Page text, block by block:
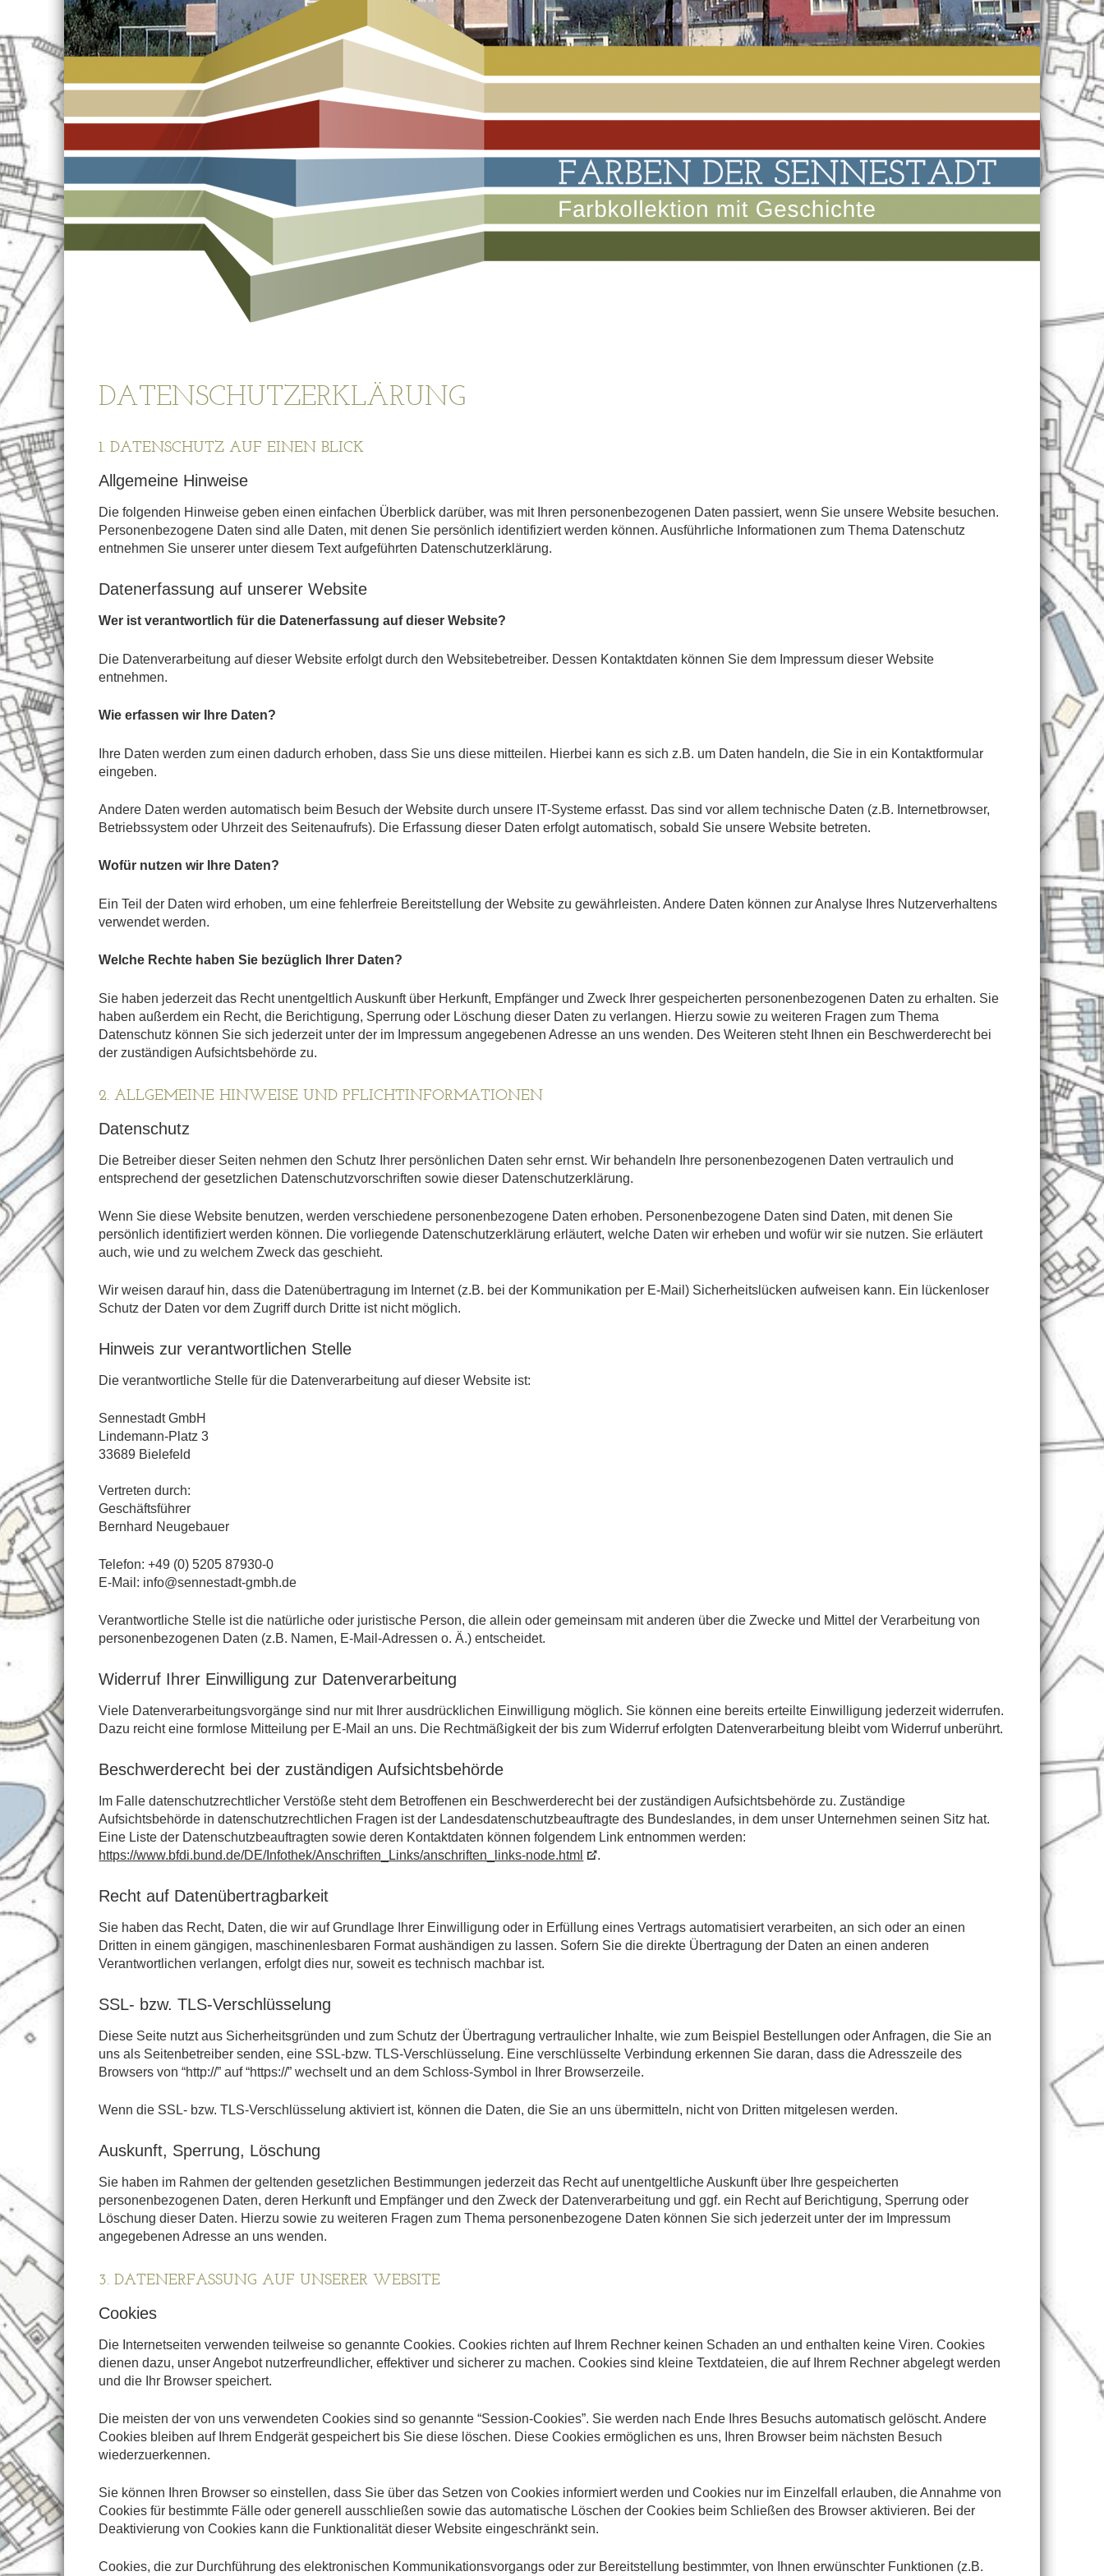
DATENSCHUTZERKLÄRUNG
1. DATENSCHUTZ AUF EINEN BLICK
Allgemeine Hinweise
Die folgenden Hinweise geben einen einfachen Überblick darüber, was mit Ihren personenbezogenen Daten passiert, wenn Sie unsere Website besuchen.
Personenbezogene Daten sind alle Daten, mit denen Sie persönlich identifiziert werden können. Ausführliche Informationen zum Thema Datenschutz
entnehmen Sie unserer unter diesem Text aufgeführten Datenschutzerklärung.
Datenerfassung auf unserer Website
Wer ist verantwortlich für die Datenerfassung auf dieser Website?
Die Datenverarbeitung auf dieser Website erfolgt durch den Websitebetreiber. Dessen Kontaktdaten können Sie dem Impressum dieser Website
entnehmen.
Wie erfassen wir Ihre Daten?
Ihre Daten werden zum einen dadurch erhoben, dass Sie uns diese mitteilen. Hierbei kann es sich z.B. um Daten handeln, die Sie in ein Kontaktformular
eingeben.
Andere Daten werden automatisch beim Besuch der Website durch unsere IT-Systeme erfasst. Das sind vor allem technische Daten (z.B. Internetbrowser,
Betriebssystem oder Uhrzeit des Seitenaufrufs). Die Erfassung dieser Daten erfolgt automatisch, sobald Sie unsere Website betreten.
Wofür nutzen wir Ihre Daten?
Ein Teil der Daten wird erhoben, um eine fehlerfreie Bereitstellung der Website zu gewährleisten. Andere Daten können zur Analyse Ihres Nutzerverhaltens
verwendet werden.
Welche Rechte haben Sie bezüglich Ihrer Daten?
Sie haben jederzeit das Recht unentgeltlich Auskunft über Herkunft, Empfänger und Zweck Ihrer gespeicherten personenbezogenen Daten zu erhalten. Sie
haben außerdem ein Recht, die Berichtigung, Sperrung oder Löschung dieser Daten zu verlangen. Hierzu sowie zu weiteren Fragen zum Thema
Datenschutz können Sie sich jederzeit unter der im Impressum angegebenen Adresse an uns wenden. Des Weiteren steht Ihnen ein Beschwerderecht bei
der zuständigen Aufsichtsbehörde zu.
2. ALLGEMEINE HINWEISE UND PFLICHTINFORMATIONEN
Datenschutz
Die Betreiber dieser Seiten nehmen den Schutz Ihrer persönlichen Daten sehr ernst. Wir behandeln Ihre personenbezogenen Daten vertraulich und
entsprechend der gesetzlichen Datenschutzvorschriften sowie dieser Datenschutzerklärung.
Wenn Sie diese Website benutzen, werden verschiedene personenbezogene Daten erhoben. Personenbezogene Daten sind Daten, mit denen Sie
persönlich identifiziert werden können. Die vorliegende Datenschutzerklärung erläutert, welche Daten wir erheben und wofür wir sie nutzen. Sie erläutert
auch, wie und zu welchem Zweck das geschieht.
Wir weisen darauf hin, dass die Datenübertragung im Internet (z.B. bei der Kommunikation per E-Mail) Sicherheitslücken aufweisen kann. Ein lückenloser
Schutz der Daten vor dem Zugriff durch Dritte ist nicht möglich.
Hinweis zur verantwortlichen Stelle
Die verantwortliche Stelle für die Datenverarbeitung auf dieser Website ist:
Sennestadt GmbH
Lindemann-Platz 3
33689 Bielefeld
Vertreten durch:
Geschäftsführer
Bernhard Neugebauer
Telefon: +49 (0) 5205 87930-0
E-Mail: info@sennestadt-gmbh.de
Verantwortliche Stelle ist die natürliche oder juristische Person, die allein oder gemeinsam mit anderen über die Zwecke und Mittel der Verarbeitung von
personenbezogenen Daten (z.B. Namen, E-Mail-Adressen o. Ä.) entscheidet.
Widerruf Ihrer Einwilligung zur Datenverarbeitung
Viele Datenverarbeitungsvorgänge sind nur mit Ihrer ausdrücklichen Einwilligung möglich. Sie können eine bereits erteilte Einwilligung jederzeit widerrufen.
Dazu reicht eine formlose Mitteilung per E-Mail an uns. Die Rechtmäßigkeit der bis zum Widerruf erfolgten Datenverarbeitung bleibt vom Widerruf unberührt.
Beschwerderecht bei der zuständigen Aufsichtsbehörde
Im Falle datenschutzrechtlicher Verstöße steht dem Betroffenen ein Beschwerderecht bei der zuständigen Aufsichtsbehörde zu. Zuständige
Aufsichtsbehörde in datenschutzrechtlichen Fragen ist der Landesdatenschutzbeauftragte des Bundeslandes, in dem unser Unternehmen seinen Sitz hat.
Eine Liste der Datenschutzbeauftragten sowie deren Kontaktdaten können folgendem Link entnommen werden:
https://www.bfdi.bund.de/DE/Infothek/Anschriften_Links/anschriften_links-node.html
.
Recht auf Datenübertragbarkeit
Sie haben das Recht, Daten, die wir auf Grundlage Ihrer Einwilligung oder in Erfüllung eines Vertrags automatisiert verarbeiten, an sich oder an einen
Dritten in einem gängigen, maschinenlesbaren Format aushändigen zu lassen. Sofern Sie die direkte Übertragung der Daten an einen anderen
Verantwortlichen verlangen, erfolgt dies nur, soweit es technisch machbar ist.
SSL- bzw. TLS-Verschlüsselung
Diese Seite nutzt aus Sicherheitsgründen und zum Schutz der Übertragung vertraulicher Inhalte, wie zum Beispiel Bestellungen oder Anfragen, die Sie an
uns als Seitenbetreiber senden, eine SSL-bzw. TLS-Verschlüsselung. Eine verschlüsselte Verbindung erkennen Sie daran, dass die Adresszeile des
Browsers von “http://” auf “https://” wechselt und an dem Schloss-Symbol in Ihrer Browserzeile.
Wenn die SSL- bzw. TLS-Verschlüsselung aktiviert ist, können die Daten, die Sie an uns übermitteln, nicht von Dritten mitgelesen werden.
Auskunft, Sperrung, Löschung
Sie haben im Rahmen der geltenden gesetzlichen Bestimmungen jederzeit das Recht auf unentgeltliche Auskunft über Ihre gespeicherten
personenbezogenen Daten, deren Herkunft und Empfänger und den Zweck der Datenverarbeitung und ggf. ein Recht auf Berichtigung, Sperrung oder
Löschung dieser Daten. Hierzu sowie zu weiteren Fragen zum Thema personenbezogene Daten können Sie sich jederzeit unter der im Impressum
angegebenen Adresse an uns wenden.
3. DATENERFASSUNG AUF UNSERER WEBSITE
Cookies
Die Internetseiten verwenden teilweise so genannte Cookies. Cookies richten auf Ihrem Rechner keinen Schaden an und enthalten keine Viren. Cookies
dienen dazu, unser Angebot nutzerfreundlicher, effektiver und sicherer zu machen. Cookies sind kleine Textdateien, die auf Ihrem Rechner abgelegt werden
und die Ihr Browser speichert.
Die meisten der von uns verwendeten Cookies sind so genannte “Session-Cookies”. Sie werden nach Ende Ihres Besuchs automatisch gelöscht. Andere
Cookies bleiben auf Ihrem Endgerät gespeichert bis Sie diese löschen. Diese Cookies ermöglichen es uns, Ihren Browser beim nächsten Besuch
wiederzuerkennen.
Sie können Ihren Browser so einstellen, dass Sie über das Setzen von Cookies informiert werden und Cookies nur im Einzelfall erlauben, die Annahme von
Cookies für bestimmte Fälle oder generell ausschließen sowie das automatische Löschen der Cookies beim Schließen des Browser aktivieren. Bei der
Deaktivierung von Cookies kann die Funktionalität dieser Website eingeschränkt sein.
Cookies, die zur Durchführung des elektronischen Kommunikationsvorgangs oder zur Bereitstellung bestimmter, von Ihnen erwünschter Funktionen (z.B.